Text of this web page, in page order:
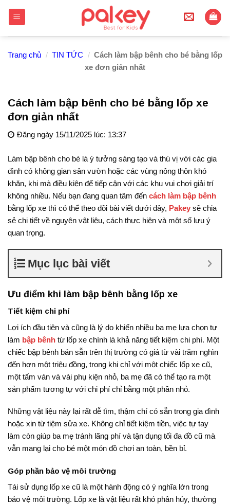
Trang chủ / TIN TỨC / Cách làm bập bênh cho bé bằng lốp
xe đơn giản nhất
Cách làm bập bênh cho bé bằng lốp xe
đơn giản nhất
Đăng ngày 15/11/2025 lúc: 13:37
Làm bập bênh cho bé là ý tưởng sáng tạo và thú vị với các gia
đình có không gian sân vườn hoặc các vùng nông thôn khó
khăn, khi mà điều kiện để tiếp cận với các khu vui chơi giải trí
không nhiều. Nếu bạn đang quan tâm đến cách làm bập bênh
bằng lốp xe thì có thể theo dõi bài viết dưới đây, Pakey sẽ chia
sẻ chi tiết về nguyên vật liệu, cách thực hiện và một số lưu ý
quan trọng.
Mục lục bài viết
Ưu điểm khi làm bập bênh bằng lốp xe
Tiết kiệm chi phí
Lợi ích đầu tiên và cũng là lý do khiến nhiều ba mẹ lựa chọn tự
làm bập bênh từ lốp xe chính là khả năng tiết kiệm chi phí. Một
chiếc bập bênh bán sẵn trên thị trường có giá từ vài trăm nghìn
đến hơn một triệu đồng, trong khi chỉ với một chiếc lốp xe cũ,
một tấm ván và vài phụ kiện nhỏ, ba mẹ đã có thể tạo ra một
sản phẩm tương tự với chi phí chỉ bằng một phần nhỏ.
Những vật liệu này lại rất dễ tìm, thậm chí có sẵn trong gia đình
hoặc xin từ tiệm sửa xe. Không chỉ tiết kiệm tiền, việc tự tay
làm còn giúp ba mẹ tránh lãng phí và tận dụng tối đa đồ cũ mà
vẫn mang lại cho bé một món đồ chơi an toàn, bền bỉ.
Góp phần bảo vệ môi trường
Tái sử dụng lốp xe cũ là một hành động có ý nghĩa lớn trong
bảo vệ môi trường. Lốp xe là vật liệu rất khó phân hủy, thường